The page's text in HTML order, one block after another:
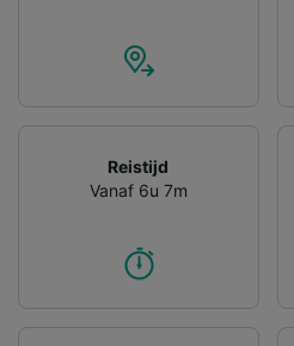
Reistijd
Vanaf 6u 7m